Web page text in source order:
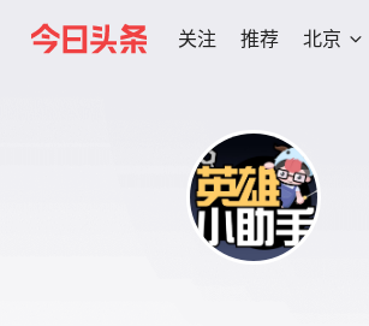
关注 推荐 北京